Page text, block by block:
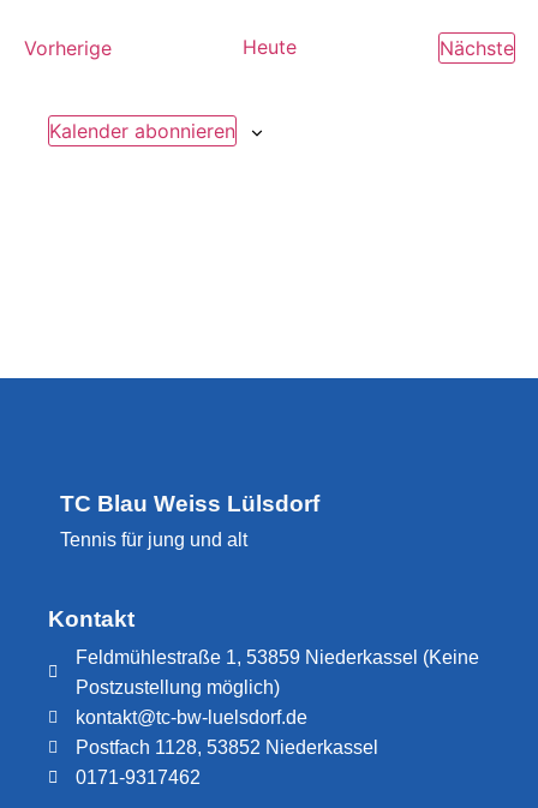
VorherigeVeranstaltungenHeute Nächste
Kalender abonnieren
TC Blau Weiss Lülsdorf
Tennis für jung und alt
Kontakt
Feldmühlestraße 1, 53859 Niederkassel (Keine
Postzustellung möglich)
kontakt@tc-bw-luelsdorf.de
Postfach 1128, 53852 Niederkassel
0171-9317462​